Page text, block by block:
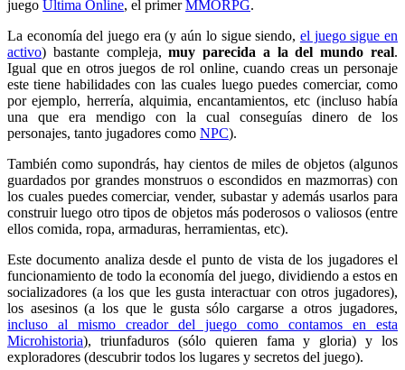
juego Ultima Online, el primerMMORPG.
La economía del juego era (y aún lo sigue siendo, el juego sigue en
activo) bastante compleja,muy parecida a la del mundo real.
Igual que en otros juegos de rol online, cuando creas un personaje
este tiene habilidades con las cuales luego puedes comerciar, como
por ejemplo, herrería, alquimia, encantamientos, etc (incluso había
una que era mendigo con la cual conseguías dinero de los
personajes, tanto jugadores como NPC).
También como supondrás, hay cientos de miles de objetos (algunos
guardados por grandes monstruos o escondidos en mazmorras) con
los cuales puedes comerciar, vender, subastar y además usarlos para
construir luego otro tipos de objetos más poderosos o valiosos (entre
ellos comida, ropa, armaduras, herramientas, etc).
Este documento analiza desde el punto de vista de los jugadores el
funcionamiento de todo la economía del juego, dividiendo a estos en
socializadores (a los que les gusta interactuar con otros jugadores),
los asesinos (a los que le gusta sólo cargarse a otros jugadores,
incluso al mismo creador del juego como contamos en esta
Microhistoria), triunfaduros (sólo quieren fama y gloria) y los
exploradores (descubrir todos los lugares y secretos del juego).